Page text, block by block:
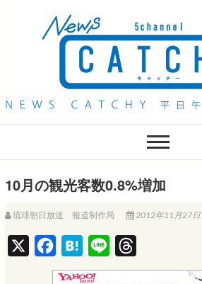
QAB NEWS
10月の観光客数0.8%増加
琉球朝日放送 報道制作局 2012年11月27日
a
H
a
i
h